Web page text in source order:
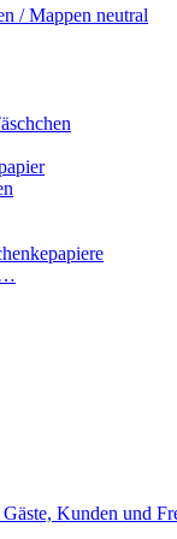
/ Mappen neutral
Kunden und